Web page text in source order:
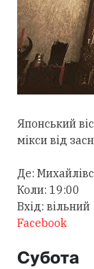
Японський
мікси від
Де:
Коли: 19:00
Вхід: вільний
Facebook
Субота